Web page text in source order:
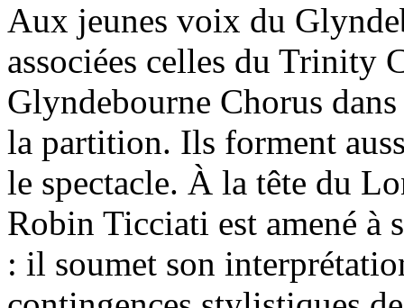
Aux jeunes voix du
associées celles du Trinity
Glyndebourne Chorus
la partition. Ils forment
le spectacle. À la tête du
Robin Ticciati est amené à
: il soumet son